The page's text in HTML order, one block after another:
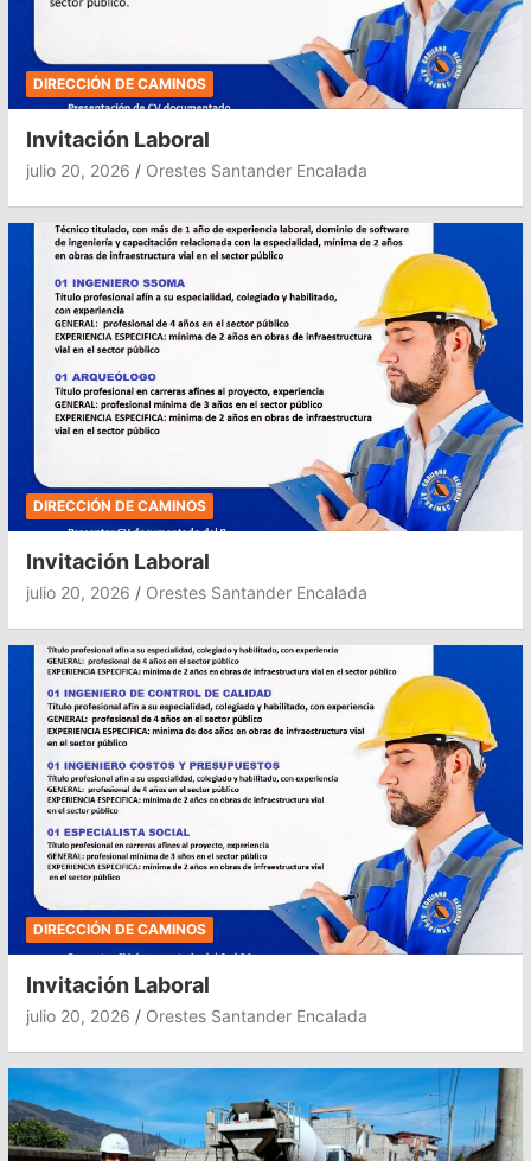
DIRECCIÓN DE CAMINOS
Invitación Laboral
julio 20, 2026 Orestes Santander Encalada
DIRECCIÓN DE CAMINOS
Invitación Laboral
julio 20, 2026 Orestes Santander Encalada
DIRECCIÓN DE CAMINOS
Invitación Laboral
julio 20, 2026 Orestes Santander Encalada